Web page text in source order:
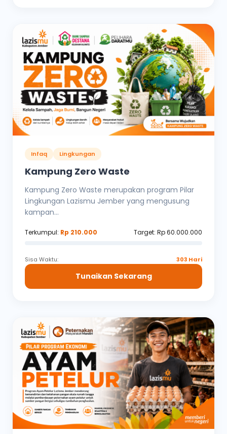
Infaq Lingkungan
Kampung Zero Waste
Kampung Zero Waste merupakan program Pilar
Lingkungan Lazismu Jember yang mengusung
kampan...
Terkumpul: Rp 210.000 Target: Rp 60.000.000
Sisa Waktu: 303 Hari
Tunaikan Sekarang